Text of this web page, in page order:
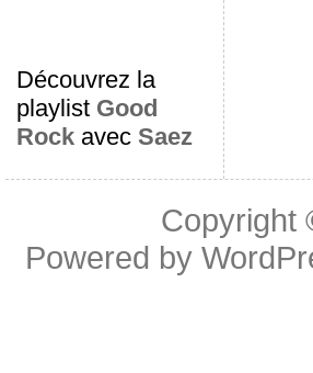
Découvrez la
playlist Good
Rockavec Saez
Copyright
Powered by